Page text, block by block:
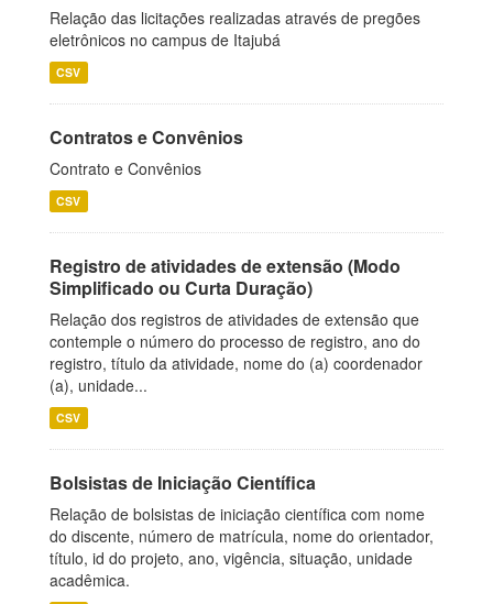
Relação das licitações realizadas através de pregões
eletrônicos no campus de Itajubá
CSV
Contratos e Convênios
Contrato e Convênios
CSV
Registro de atividades de extensão (Modo
Simplificado ou Curta Duração)
Relação dos registros de atividades de extensão que
contemple o número do processo de registro, ano do
registro, título da atividade, nome do (a) coordenador
(a), unidade...
CSV
Bolsistas de Iniciação Científica
Relação de bolsistas de iniciação científica com nome
do discente, número de matrícula, nome do orientador,
título, id do projeto, ano, vigência, situação, unidade
acadêmica.